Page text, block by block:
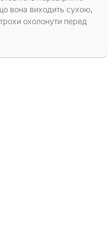
вона виходить сухою,
охолонути перед